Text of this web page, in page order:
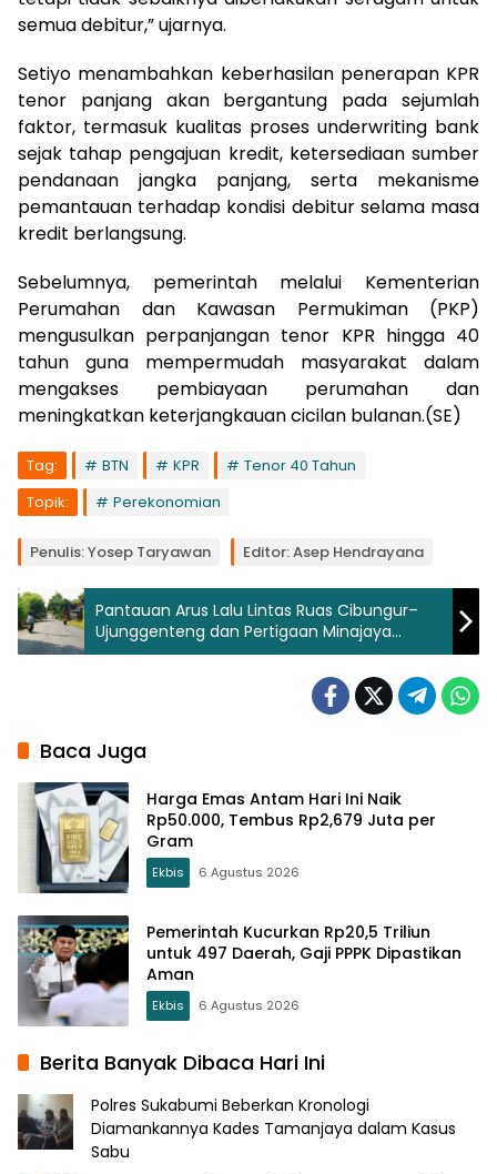
semua debitur,” ujarnya.
Setiyo menambahkan keberhasilan penerapan KPR
tenor panjang akan bergantung pada sejumlah
faktor, termasuk kualitas proses underwriting bank
sejak tahap pengajuan kredit, ketersediaan sumber
pendanaan jangka panjang, serta mekanisme
pemantauan terhadap kondisi debitur selama masa
kredit berlangsung.
Sebelumnya, pemerintah melalui Kementerian
Perumahan dan Kawasan Permukiman (PKP)
mengusulkan perpanjangan tenor KPR hingga 40
tahun guna mempermudah masyarakat dalam
mengakses pembiayaan perumahan dan
meningkatkan keterjangkauan cicilan bulanan.(SE)
Tag: BTN KPR
Tenor 40 Tahun
Topik:
Perekonomian
Penulis: Yosep Taryawan Editor: Asep Hendrayana
Pantauan Arus Lalu Lintas Ruas Cibungur–
Ujunggenteng dan Pertigaan Minajaya
Terpantau Lancar
Baca Juga
Harga Emas Antam Hari Ini Naik
Rp50.000, Tembus Rp2,679 Juta per
Gram
Ekbis 6 Agustus 2026
Pemerintah Kucurkan Rp20,5 Triliun
untuk 497 Daerah, Gaji PPPK Dipastikan
Aman
Ekbis 6 Agustus 2026
Berita Banyak Dibaca Hari Ini
Polres Sukabumi Beberkan Kronologi
Diamankannya Kades Tamanjaya dalam Kasus
Sabu